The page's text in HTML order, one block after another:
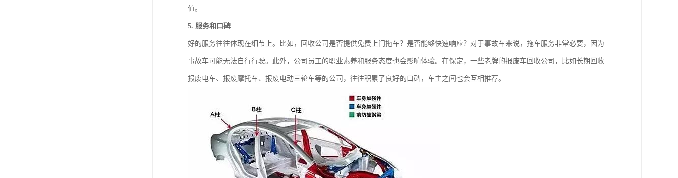
值。
5. 服务和口碑
好的服务往往体现在细节上。比如，回收公司是否提供免费上门拖车？是否能够快速响应？对于事故车来说，拖车服务非常必要，因为
事故车可能无法自行行驶。此外，公司员工的职业素养和服务态度也会影响体验。在保定，一些老牌的报废车回收公司，比如长期回收
报废电车、报废摩托车、报废电动三轮车等的公司，往往积累了良好的口碑，车主之间也会互相推荐。